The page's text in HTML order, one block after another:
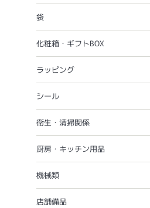
袋
化粧箱・ギフトBOX
ラッピング
シール
衛生・清掃関係
厨房・キッチン用品
機械類
店舗備品